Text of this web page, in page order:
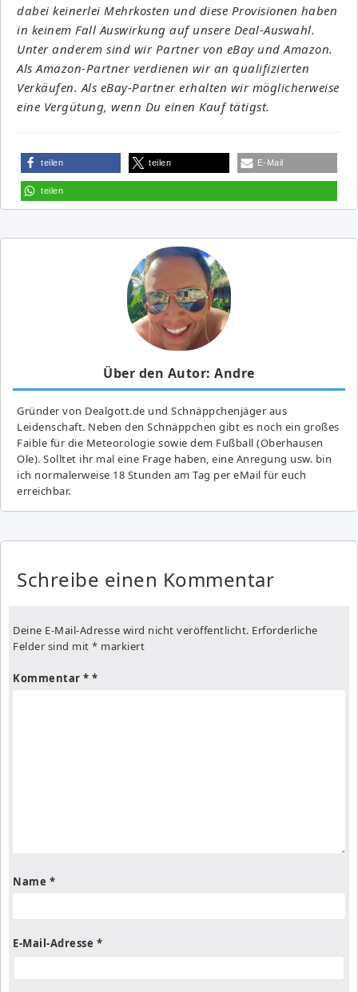
dabei keinerlei Mehrkosten und diese Provisionen haben
in keinem Fall Auswirkung auf unsere Deal-Auswahl.
Unter anderem sind wir Partner von eBay und Amazon.
Als Amazon-Partner verdienen wir an qualifizierten
Verkäufen. Als eBay-Partner erhalten wir möglicherweise
eine Vergütung, wenn Du einen Kauf tätigst.
teilen teilen E-Mail
teilen
Über den Autor: Andre
Gründer von Dealgott.de und Schnäppchenjäger aus
Leidenschaft. Neben den Schnäppchen gibt es noch ein großes
Fai­ble für die Meteorologie sowie dem Fußball (Oberhausen
Ole). Solltet ihr mal eine Frage haben, eine Anregung usw. bin
ich normalerweise 18 Stunden am Tag per eMail für euch
erreichbar.
Schreibe einen Kommentar
Deine E-Mail-Adresse wird nicht veröffentlicht. Erforderliche
Felder sind mit * markiert
Kommentar *
Name *
E-Mail-Adresse *